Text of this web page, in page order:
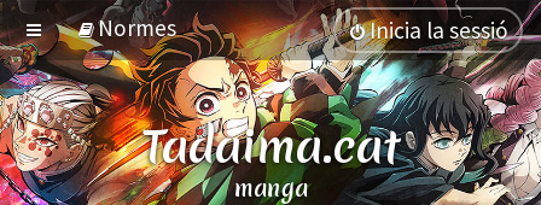
Normes Inicia la sessió
Tadaima.cat
manga